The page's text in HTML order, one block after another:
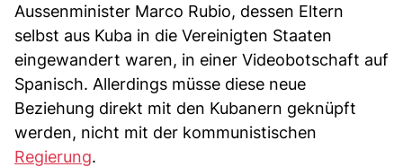
Aussenminister Marco Rubio, dessen Eltern
selbst aus Kuba in die Vereinigten Staaten
eingewandert waren, in einer Videobotschaft auf
Spanisch. Allerdings müsse diese neue
Beziehung direkt mit den Kubanern geknüpft
werden, nicht mit der kommunistischen
Regierung.